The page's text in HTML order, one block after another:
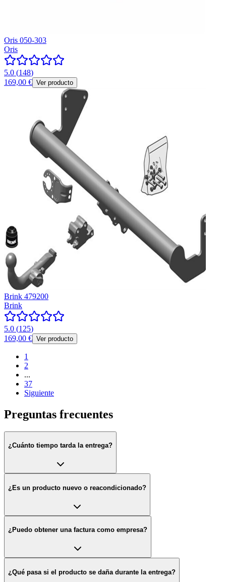
Oris 050-303
Oris
5.0 (148)
169,00 € Ver producto
Brink 479200
Brink
5.0 (125)
169,00 € Ver producto
1
2
...
37
Siguiente
Preguntas frecuentes
¿Cuánto tiempo tarda la entrega?
¿Es un producto nuevo o reacondicionado?
¿Puedo obtener una factura como empresa?
¿Qué pasa si el producto se daña durante la entrega?